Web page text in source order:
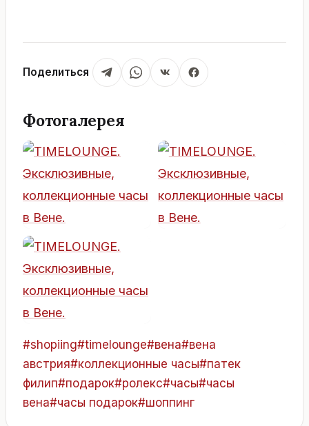
Поделиться
Фотогалерея
Метки
записи:
#shopiing#timelounge#вена#вена
австрия#коллекционные часы#патек
филип#подарок#ролекс#часы#часы
вена#часы подарок#шоппинг